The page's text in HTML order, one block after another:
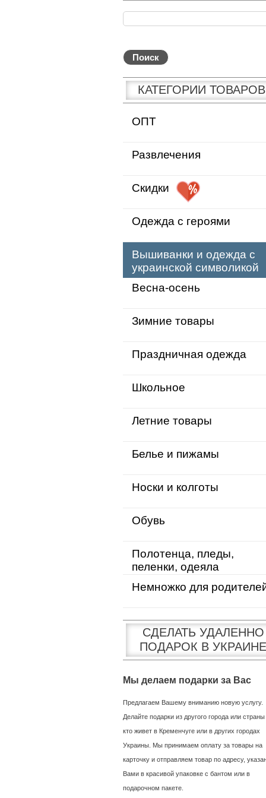
КАТЕГОРИИ
ОПТ
Развлечения
Скидки
Одежда с героями
Вышиванки и одежда с
украинской символикой
Весна-осень
Зимние товары
Праздничная одежда
Школьное
Летние товары
Белье и пижамы
Носки и колготы
Обувь
Полотенца, пледы,
пеленки, одеяла
Немножко для
СДЕЛАТЬ УДАЛЕННО
ПОДАРОК В УКРАИНЕ
Мы делаем подарки за Вас
Предлагаем Вашему вниманию новую услугу.
Делайте подарки из другого города или страны
кто живет в Кременчуге или в других городах
Украины. Мы принимаем оплату за товары на
карточку и отправляем товар по адресу,
Вами в красивой упаковке с бантом или в
подарочном пакете.